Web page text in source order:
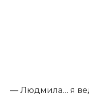
— Людмила… я